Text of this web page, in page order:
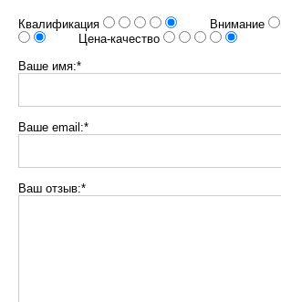
Квалификация
Внимание
Цена-качество
Ваше имя:*
Ваше email:*
Ваш отзыв:*